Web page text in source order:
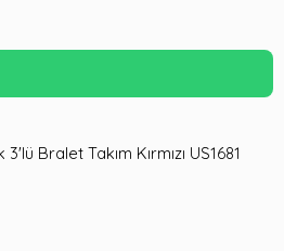
Bralet Takım Kırmızı US1681